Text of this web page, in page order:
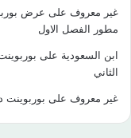
غير معروف على عرض
مطور الفصل الاول
ابن السعودية على
الثاني
غير معروف على